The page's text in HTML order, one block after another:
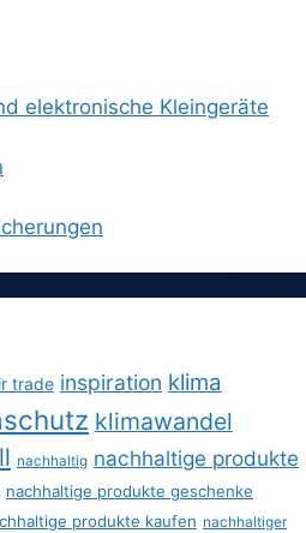
elektronische Kleingeräte
trade inspiration klima
klimawandel
nachhaltig nachhaltige produkte
nachhaltige produkte geschenke
produkte kaufen nachhaltiger